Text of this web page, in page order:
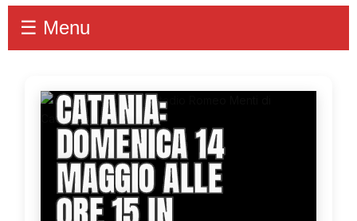
☰ Menu
CATANIA:
DOMENICA 14
MAGGIO ALLE